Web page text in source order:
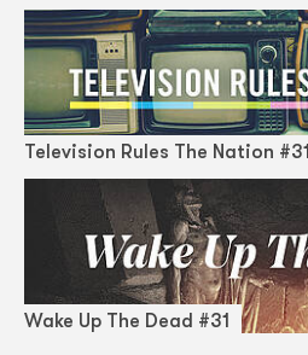
Television Rules The Nation #31
Wake Up The Dead #31